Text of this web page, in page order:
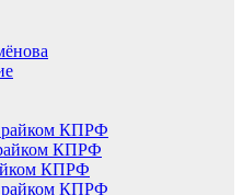
райком КПРФ
КПРФ
КПРФ
КПРФ